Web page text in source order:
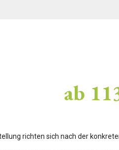
ab
richten sich nach der